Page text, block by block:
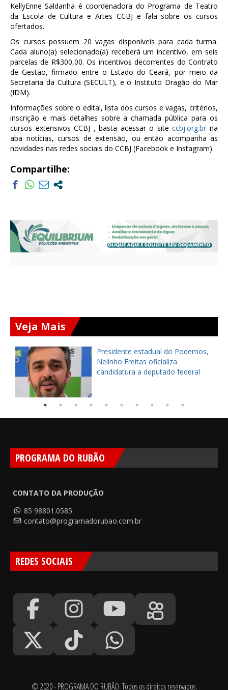
KellyEnne Saldanha é coordenadora do Programa de Teatro
da Escola de Cultura e Artes CCBJ e fala sobre os cursos
ofertados.
Os cursos possuem 20 vagas disponíveis para cada turma.
Cada aluno(a) selecionado(a) receberá um incentivo, em seis
parcelas de R$300,00. Os incentivos decorrentes do Contrato
de Gestão, firmado entre o Estado do Ceará, por meio da
Secretaria da Cultura (SECULT), e o Instituto Dragão do Mar
(IDM).
Informações sobre o edital, lista dos cursos e vagas, critérios,
inscrição e mais detalhes sobre a chamada pública para os
cursos extensivos CCBJ , basta acessar o siteccbj.org.br na
aba notícias, cursos de extensão, ou então acompanha as
novidades nas redes sociais do CCBJ (Facebook e Instagram).
Compartilhe:
Veja Mais
Presidente estadual do Podemos,
Nelinho Freitas oficializa
candidatura a deputado federal
PROGRAMA DO RUBÃO
CONTATO DA PRODUÇÃO
85 98801.0585
contato@programadorubao.com.br
REDES SOCIAIS
© 2020 - PROGRAMA DO RUBÃO. Todos os direitos reservados.